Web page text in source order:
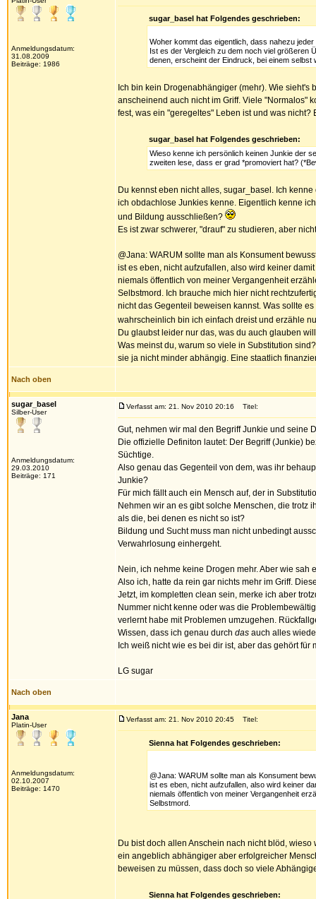
Anmeldungsdatum:
31.08.2009
Beiträge: 1986
sugar_basel hat Folgendes geschrieben:
Woher kommt das eigentlich, dass nahezu
Ist es der Vergleich zu dem noch viel größeren
denen, erscheint der Eindruck, bei einem selbst
Ich bin kein Drogenabhängiger (mehr). Wie
anscheinend auch nicht im Griff. Viele "Normalos"
fest, was ein "geregeltes" Leben ist und was
sugar_basel hat Folgendes geschrieben:
Wieso kenne ich persönlich keinen Junkie der
zweiten lese, dass er grad *promoviert hat?
Du kennst eben nicht alles, sugar_basel. Ich
ich obdachlose Junkies kenne. Eigentlich kenne
und Bildung ausschließen?
Es ist zwar schwerer, "drauf" zu studieren, aber
@Jana: WARUM sollte man als Konsument
ist es eben, nicht aufzufallen, also wird keiner
niemals öffentlich von meiner Vergangenheit
Selbstmord. Ich brauche mich hier nicht
nicht das Gegenteil beweisen kannst. Was sollte
wahrscheinlich bin ich einfach dreist und erzähle
Du glaubst leider nur das, was du auch glauben
Was meinst du, warum so viele in Substitution
sie ja nicht minder abhängig. Eine staatlich
Nach oben
sugar_basel
Silber-User
Anmeldungsdatum:
29.03.2010
Beiträge: 171
Verfasst am: 21. Nov 2010 20:16 Titel:
Gut, nehmen wir mal den Begriff Junkie und seine
Die offizielle Definiton lautet: Der Begriff (Junkie)
Süchtige.
Also genau das Gegenteil von dem, was ihr
Junkie?
Für mich fällt auch ein Mensch auf, der in
Nehmen wir an es gibt solche Menschen, die trotz
als die, bei denen es nicht so ist?
Bildung und Sucht muss man nicht unbedingt
Verwahrlosung einhergeht.
Nein, ich nehme keine Drogen mehr. Aber wie
Also ich, hatte da rein gar nichts mehr im Griff.
Jetzt, im kompletten clean sein, merke ich aber
Nummer nicht kenne oder was die
verlernt habe mit Problemen umzugehen.
Wissen, dass ich genau durch das auch alles
Ich weiß nicht wie es bei dir ist, aber das gehört für
LG sugar
Nach oben
Jana
Platin-User
Anmeldungsdatum:
02.10.2007
Beiträge: 1470
Verfasst am: 21. Nov 2010 20:45 Titel:
Sienna hat Folgendes geschrieben:
@Jana: WARUM sollte man als Konsument
ist es eben, nicht aufzufallen, also wird keiner
niemals öffentlich von meiner Vergangenheit
Selbstmord.
Du bist doch allen Anschein nach nicht blöd,
ein angeblich abhängiger aber erfolgreicher
beweisen zu müssen, dass doch so viele
Sienna hat Folgendes geschrieben: